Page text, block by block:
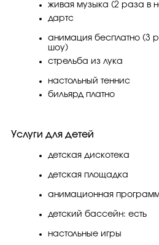
живая музыка (2 раза в
дартс
анимация бесплатно (3
шоу)
стрельба из лука
настольный теннис
бильярд платно
Услуги для детей
детская дискотека
детская площадка
анимационная
детский бассейн: есть
настольные игры